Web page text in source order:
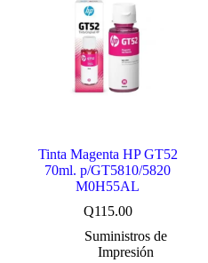
Tinta Magenta HP GT52
70ml. p/GT5810/5820
M0H55AL
Q115.00
Suministros de
Impresión